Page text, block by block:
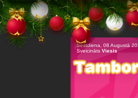
Sestdiena, 08 Augustā
SveicinātsViesis